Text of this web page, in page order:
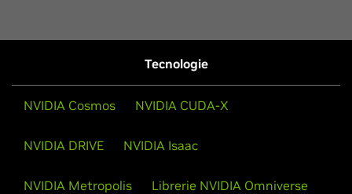
Tecnologie
NVIDIA Cosmos NVIDIA CUDA-X
NVIDIA DRIVE NVIDIA Isaac
NVIDIA Metropolis Librerie NVIDIA Omniverse